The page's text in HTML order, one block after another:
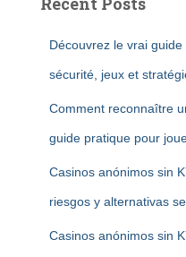
Découvrez le vrai
sécurité, jeux et
Comment reconnaître
guide pratique pour
Casinos anónimos sin
riesgos y alternativas
Casinos anónimos sin